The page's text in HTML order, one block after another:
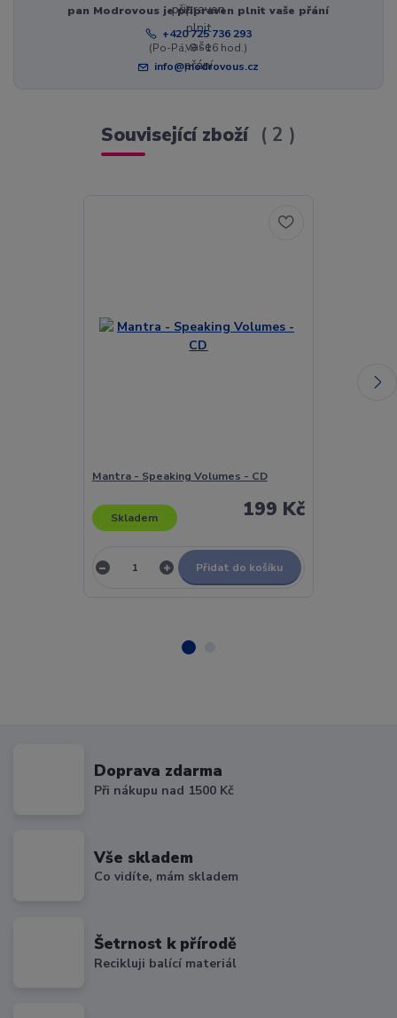
pan Modrovous je připraven plnit vaše přání
+420 725 736 293
(Po-Pá, 8 - 16 hod.)
info@modrovous.cz
Související zboží 2
Mantra - Speaking Volumes - CD
199 Kč
Skladem
Přidat do košíku
Doprava zdarma
Při nákupu nad 1500 Kč
Vše skladem
Co vidíte, mám skladem
Šetrnost k přírodě
Recikluji balící materiál